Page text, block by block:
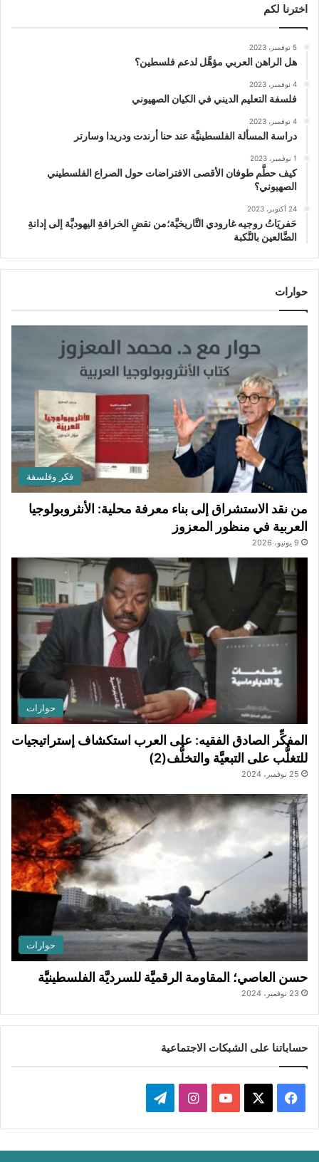
اخترنا لكم
5 نوفمبر، 2023
هل الراهن العربي مؤهَّل لدعم فلسطين؟
4 نوفمبر، 2023
فلسفة التعليم الديني في الكيان الصهيوني
4 نوفمبر، 2023
دراسة المسألة الفلسطينيَّة عند حنا أرندت ودريدا وسارتر
1 نوفمبر، 2023
كيف حطَّم طوفان الأقصى الافتراضات حول الصراع الفلسطيني
الصهيوني؟
24 أكتوبر، 2023
حَفريَاتُ روجيه غارودي التَّاريخيَّة؛من نقضِ الخرافةِ اليهوديَّة إلى إدانةِ
الضَّالعين بالنَّكبة
حوارات
فكر وفلسفة
من نقد الاستشراق إلى بناء معرفة محلية: الأنثروبولوجيا
العربية في منظور المعزوز
9 يونيو، 2026
حوارات
المفكِّر الصادق الفقيه: على العرب استكشاف إستراتيجيات
للتغلُّب على التبعيَّة والتخلُّف(2)
25 نوفمبر، 2024
حوارات
حسن العاصي؛ المقاومة الرقميَّة للسرديَّة الفلسطينيَّة
23 نوفمبر، 2024
حساباتنا على الشبكات الاجتماعية
ي
س
X
Y
o
ن
س
ي
ل